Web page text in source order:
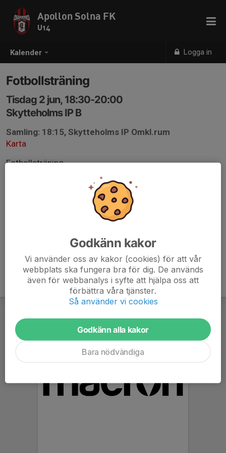
Kalender Logga in
Apollon Solna FK
U14
Fotbollsträning
Tisdag 2 jun, 18:30-20:00
Skytteholms IP B
Samling: 18:15, Skytteholms IP Omkl.rum
Karta
Fotbollsträning
Godkänn kakor
Vi använder oss av kakor (cookies) för att vår
webbplats ska fungera bra för dig. De används
även för webbanalys i syfte att hjälpa oss att
förbättra våra tjänster.
Så använder vi cookies
Godkänn alla kakor
Bara nödvändiga